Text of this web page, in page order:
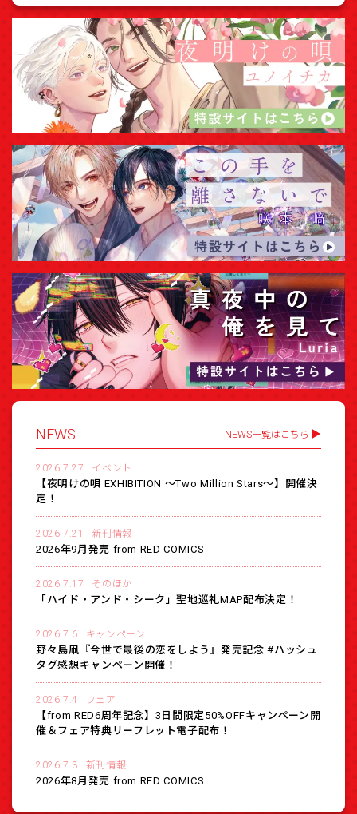
NEWS NEWS一覧はこちら
2026.7.27 イベント
【夜明けの唄 EXHIBITION 〜Two Million Stars〜】開催決
定！
2026.7.21 新刊情報
2026年9月発売 from RED COMICS
2026.7.17 そのほか
「ハイド・アンド・シーク」聖地巡礼MAP配布決定！
2026.7.6 キャンペーン
野々島凧『今世で最後の恋をしよう』発売記念 #ハッシュ
タグ感想キャンペーン開催！
2026.7.4 フェア
【from RED6周年記念】3日間限定50%OFFキャンペーン開
催＆フェア特典リーフレット電子配布！
2026.7.3 新刊情報
2026年8月発売 from RED COMICS